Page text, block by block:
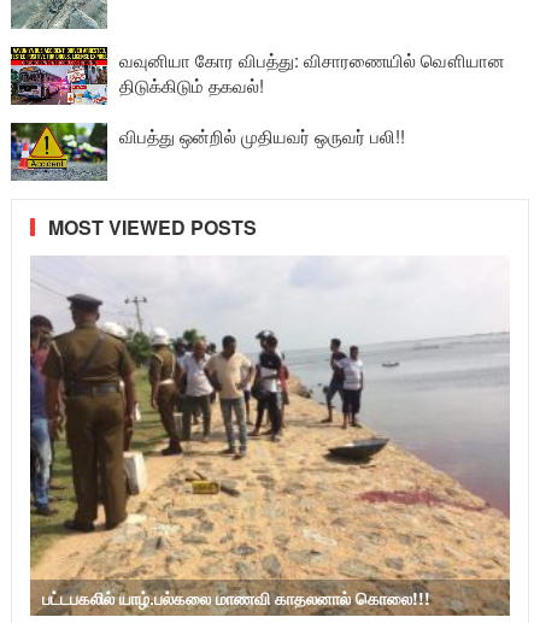
வவுனியா கோர விபத்து: விசாரணையில் வௌியான
திடுக்கிடும் தகவல்!
விபத்து ஒன்றில் முதியவர் ஒருவர் பலி!!
MOST VIEWED POSTS
பட்டபகலில் யாழ்.பல்கலை மாணவி காதலனால் கொலை!!!